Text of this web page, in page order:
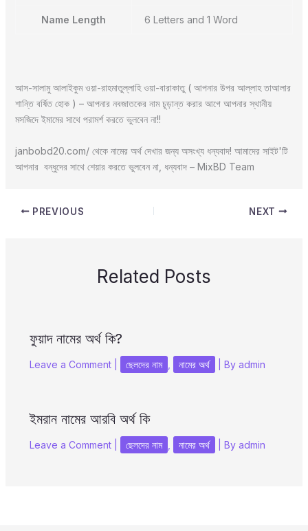
Name Length 6 Letters and 1 Word
আস-সালামু আলাইকুম ওয়া-রাহমাতুল্লাহি ওয়া-বারাকাতু ( আপনার উপর আল্লাহ তাআলার
শান্তি বর্ষিত হোক ) – আপনার নবজাতকের নাম চূড়ান্ত করার আগে আপনার স্থানীয়
মসজিদে ইমামের সাথে পরামর্শ করতে ভুলবেন না!!
janbobd20.com/ থেকে নামের অর্থ দেখার জন্য অসংখ্য ধন্যবাদ! আমাদের সাইট'টি
আপনার বন্ধুদের সাথে শেয়ার করতে ভুলবেন না, ধন্যবাদ – MixBD Team
PREVIOUS NEXT
Related Posts
ফুয়াদ নামের অর্থ কি?
Leave a Comment ছেলদের নাম নামের অর্থ | By admin
ইমরান নামের আরবি অর্থ কি
Leave a Comment ছেলদের নাম নামের অর্থ | By admin